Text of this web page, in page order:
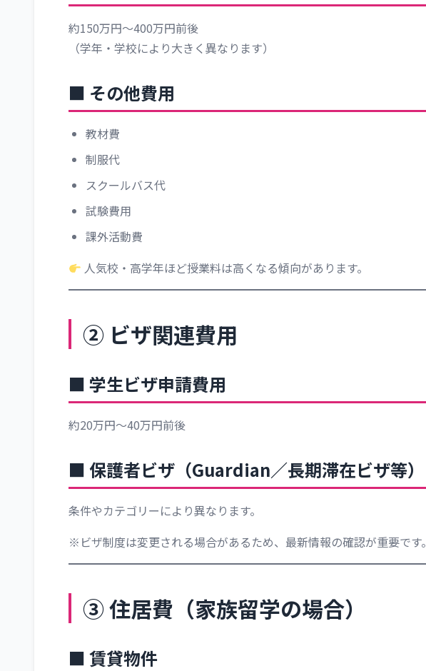
約150万円～400万円前後
（学年・学校により大きく異なります）
■ その他費用
教材費
制服代
スクールバス代
試験費用
課外活動費
人気校・高学年ほど授業料は高くなる傾向があります。
② ビザ関連費用
■ 学生ビザ申請費用
約20万円～40万円前後
■ 保護者ビザ（Guardian／長期滞在ビザ等）
条件やカテゴリーにより異なります。
※ビザ制度は変更される場合があるため、最新情報の確認が重要です。
③ 住居費（家族留学の場合）
■ 賃貸物件